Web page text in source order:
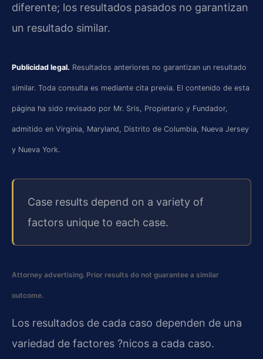
diferente; los resultados pasados no garantizan
un resultado similar.
Publicidad legal. Resultados anteriores no garantizan un resultado
similar. Toda consulta es mediante cita previa. El contenido de esta
página ha sido revisado por Mr. Sris, Propietario y Fundador,
admitido en Virginia, Maryland, Distrito de Columbia, Nueva Jersey
y Nueva York.
Case results depend on a variety of
factors unique to each case.
Attorney advertising. Prior results do not guarantee a similar
outcome.
Los resultados de cada caso dependen de una
variedad de factores ?nicos a cada caso.